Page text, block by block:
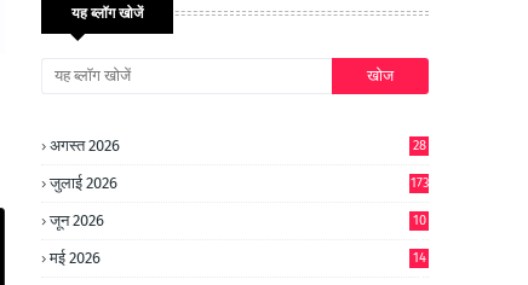
यह ब्लॉग खोजें
अगस्त 2026 28
जुलाई 2026 173
जून 2026
10
मई 2026
14